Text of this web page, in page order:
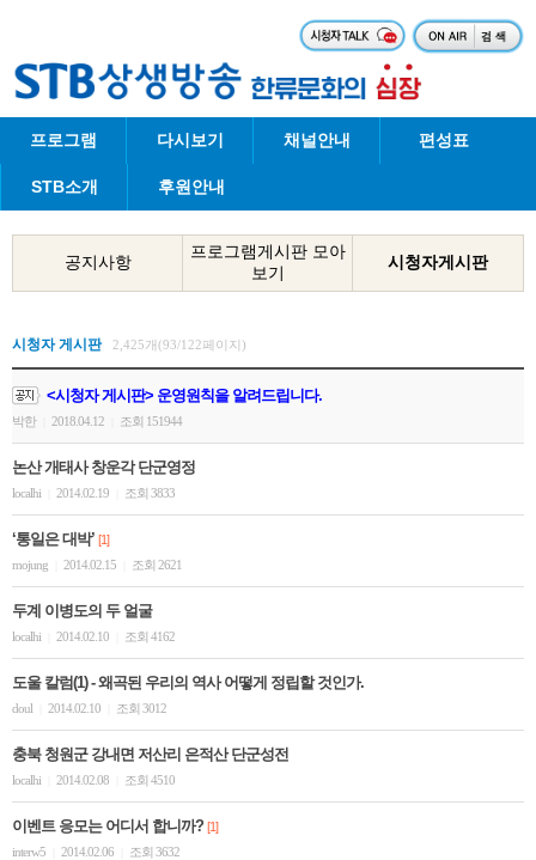
프로그램 다시보기 채널안내 편성표
STB소개 후원안내
공지사항
프로그램게시판 모아
보기
시청자게시판
시청자 게시판 2,425개(93/122페이지)
<시청자 게시판> 운영원칙을 알려드립니다.
박한 2018.04.12 조회 151944
논산 개태사 창운각 단군영정
localhi 2014.02.19 조회 3833
‘통일은 대박’ [1]
mojung
2014.02.15 조회 2621
두계 이병도의 두 얼굴
localhi 2014.02.10 조회 4162
도울 칼럼(1) - 왜곡된 우리의 역사 어떻게 정립할 것인가.
doul 2014.02.10 조회 3012
충북 청원군 강내면 저산리 은적산 단군성전
localhi 2014.02.08 조회 4510
이벤트 응모는 어디서 합니까? [1]
interw5
2014.02.06 조회 3632